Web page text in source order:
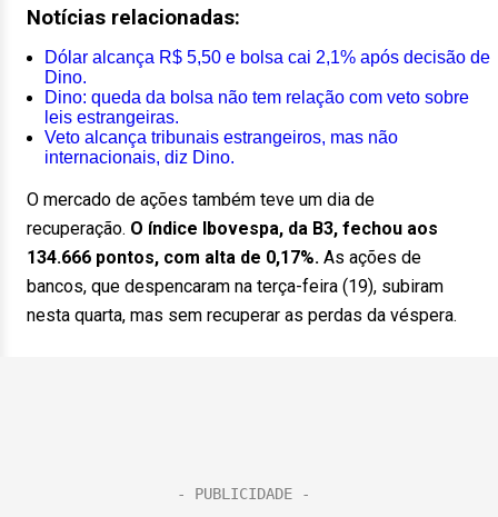
Notícias relacionadas:
Dólar alcança R$ 5,50 e bolsa cai 2,1% após decisão de
Dino.
Dino: queda da bolsa não tem relação com veto sobre
leis estrangeiras.
Veto alcança tribunais estrangeiros, mas não
internacionais, diz Dino.
O mercado de ações também teve um dia de
recuperação. O índice Ibovespa, da B3, fechou aos
134.666 pontos, com alta de 0,17%. As ações de
bancos, que despencaram na terça-feira (19), subiram
nesta quarta, mas sem recuperar as perdas da véspera.